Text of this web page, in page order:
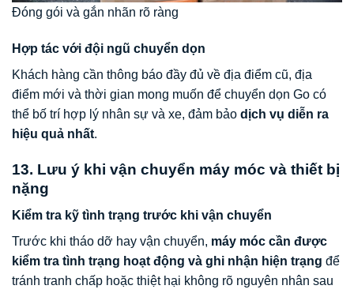
Đóng gói và gắn nhãn rõ ràng
Hợp tác với đội ngũ chuyển dọn
Khách hàng cần thông báo đầy đủ về địa điểm cũ, địa
điểm mới và thời gian mong muốn để chuyển dọn Go có
thể bố trí hợp lý nhân sự và xe, đảm bảo dịch vụ diễn ra
hiệu quả nhất.
13. Lưu ý khi vận chuyển máy móc và thiết bị
nặng
Kiểm tra kỹ tình trạng trước khi vận chuyển
Trước khi tháo dỡ hay vận chuyển, máy móc cần được
kiểm tra tình trạng hoạt động và ghi nhận hiện trạng để
tránh tranh chấp hoặc thiệt hại không rõ nguyên nhân sau